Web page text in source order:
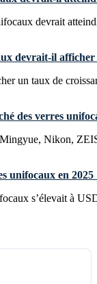
devrait
devrait-il afficher
un taux de
des verres
Nikon,
unifocaux en 2025
s’élevait à